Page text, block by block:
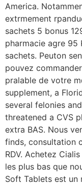
America.
extrmement
sachets 5 bonus
pharmacie agre 95
sachets. Peuton
pouvez
pralable de votre
supplement, a
several felonies
threatened a CVS
extra BAS. Nous
finds, consultation
RDV. Achetez
les plus bas que
Soft Tablets est